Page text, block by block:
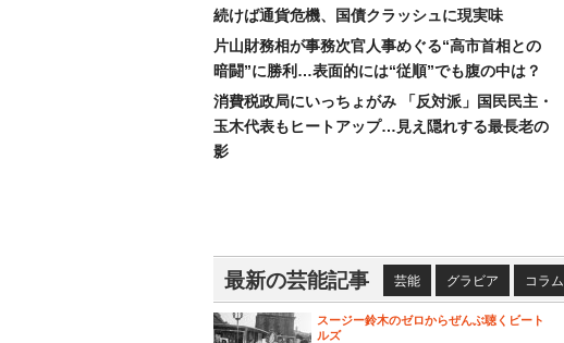
続けば通貨危機、国債クラッシュに現実味
片山財務相が事務次官人事めぐる“高市首相との
暗闘”に勝利…表面的には“従順”でも腹の中は？
消費税政局にいっちょがみ 「反対派」国民民主・
玉木代表もヒートアップ…見え隠れする最長老の
影
最新の芸能記事 芸能 グラビア コラム
スージー鈴木のゼロからぜんぶ聴くビート
ルズ